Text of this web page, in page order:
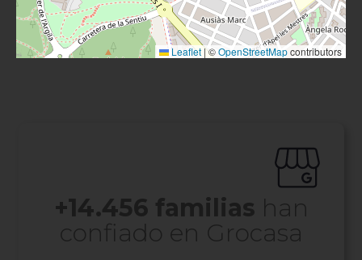
Leaflet |©OpenStreetMapcontributors
+14.456 familias han
confiado en Grocasa